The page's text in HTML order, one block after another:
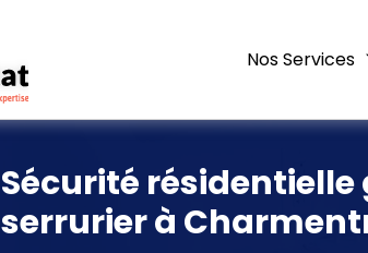
Nos Services
Sécurité
serrurier à